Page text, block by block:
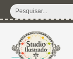
para
conteúdo
Pesquisar
...